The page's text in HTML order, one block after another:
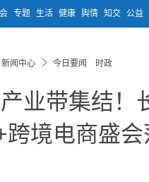
专题 生活 健康 舆情 知交 公益
新闻中心 今日要闻 时政
业带集结！
跨境电商盛会